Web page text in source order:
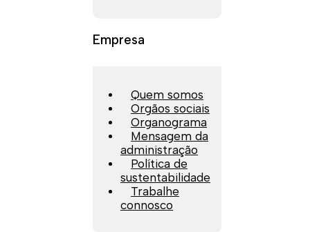
Empresa
Quem somos
Orgãos sociais
Organograma
Mensagem da
administração
Política de
sustentabilidade
Trabalhe
connosco